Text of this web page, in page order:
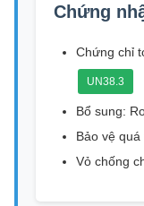
Chứng
Chứng chỉ
UN38.3
Bổ sung:
Bảo vệ quá
Vỏ chống